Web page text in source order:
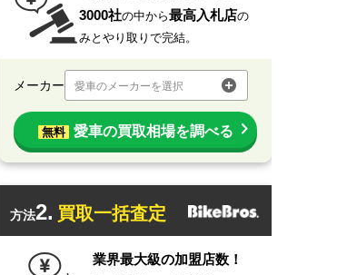
3000社の中から最高入札店の
みとやり取りで完結。
メーカー 愛車のメーカーを選択
無料 愛車の買取相場を調べる
方法2. 買取一括査定
業界最大級の加盟店数！